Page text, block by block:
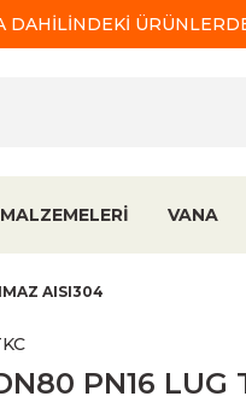
DAHİLİNDEKİ
VANA
AISI304
PN16 LUG